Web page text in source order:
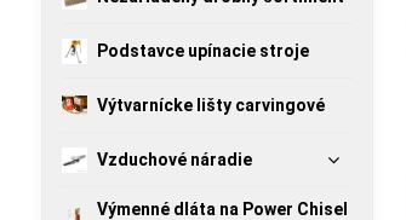
Podstavce upínacie stroje
Výtvarnícke lišty carvingové
Vzduchové náradie
Výmenné dláta na Power Chisel